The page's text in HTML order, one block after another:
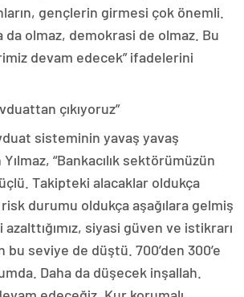
gençlerin girmesi çok önemli.
da olmaz, demokrasi de olmaz. Bu
devam edecek” ifadelerini
çıkıyoruz”
sisteminin yavaş yavaş
Yılmaz, “Bankacılık sektörümüzün
Takipteki alacaklar oldukça
durumu oldukça aşağılara gelmiş
siyasi güven ve istikrarı
seviye de düştü. 700’den 300’e
Daha da düşecek inşallah.